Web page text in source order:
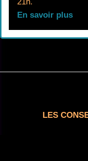
En savoir plus
LES